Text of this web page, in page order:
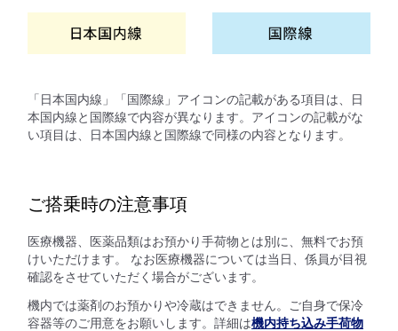
「日本国内線」「国際線」アイコンの記載がある項目は、日
本国内線と国際線で内容が異なります。アイコンの記載がな
い項目は、日本国内線と国際線で同様の内容となります。
ご搭乗時の注意事項
医療機器、医薬品類はお預かり手荷物とは別に、無料でお預
けいただけます。 なお医療機器については当日、係員が目視
確認をさせていただく場合がございます。
機内では薬剤のお預かりや冷蔵はできません。ご自身で保冷
容器等のご用意をお願いします。詳細は機内持ち込み手荷物